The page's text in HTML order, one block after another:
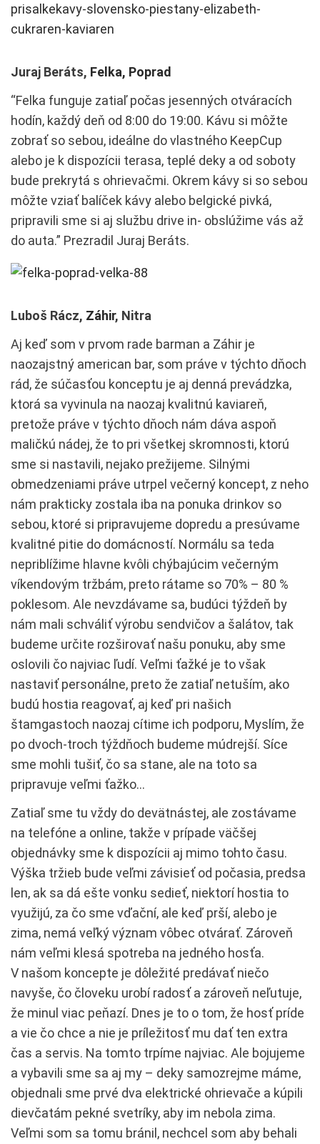
Juraj Beráts, Felka, Poprad
“Felka funguje zatiaľ počas jesenných otváracích
hodín, každý deň od 8:00 do 19:00. Kávu si môžte
zobrať so sebou, ideálne do vlastného KeepCup
alebo je k dispozícii terasa, teplé deky a od soboty
bude prekrytá s ohrievačmi. Okrem kávy si so sebou
môžte vziať balíček kávy alebo belgické pivká,
pripravili sme si aj službu drive in- obslúžime vás až
do auta.” Prezradil Juraj Beráts.
Luboš Rácz, Záhir, Nitra
Aj keď som v prvom rade barman a Záhir je
naozajstný american bar, som práve v týchto dňoch
rád, že súčasťou konceptu je aj denná prevádzka,
ktorá sa vyvinula na naozaj kvalitnú kaviareň,
pretože práve v týchto dňoch nám dáva aspoň
maličkú nádej, že to pri všetkej skromnosti, ktorú
sme si nastavili, nejako prežijeme. Silnými
obmedzeniami práve utrpel večerný koncept, z neho
nám prakticky zostala iba na ponuka drinkov so
sebou, ktoré si pripravujeme dopredu a presúvame
kvalitné pitie do domácností. Normálu sa teda
nepriblížime hlavne kvôli chýbajúcim večerným
víkendovým tržbám, preto rátame so 70% – 80 %
poklesom. Ale nevzdávame sa, budúci týždeň by
nám mali schváliť výrobu sendvičov a šalátov, tak
budeme určite rozširovať našu ponuku, aby sme
oslovili čo najviac ľudí. Veľmi ťažké je to však
nastaviť personálne, preto že zatiaľ netuším, ako
budú hostia reagovať, aj keď pri našich
štamgastoch naozaj cítime ich podporu, Myslím, že
po dvoch-troch týždňoch budeme múdrejší. Síce
sme mohli tušiť, čo sa stane, ale na toto sa
pripravuje veľmi ťažko…
Zatiaľ sme tu vždy do devätnástej, ale zostávame
na telefóne a online, takže v prípade väčšej
objednávky sme k dispozícii aj mimo tohto času.
Výška tržieb bude veľmi závisieť od počasia, predsa
len, ak sa dá ešte vonku sedieť, niektorí hostia to
využijú, za čo sme vďační, ale keď prší, alebo je
zima, nemá veľký význam vôbec otvárať. Zároveň
nám veľmi klesá spotreba na jedného hosťa.
V našom koncepte je dôležité predávať niečo
navyše, čo človeku urobí radosť a zároveň neľutuje,
že minul viac peňazí. Dnes je to o tom, že hosť príde
a vie čo chce a nie je príležitosť mu dať ten extra
čas a servis. Na tomto trpíme najviac. Ale bojujeme
a vybavili sme sa aj my – deky samozrejme máme,
objednali sme prvé dva elektrické ohrievače a kúpili
dievčatám pekné svetríky, aby im nebola zima.
Veľmi som sa tomu bránil, nechcel som aby behali